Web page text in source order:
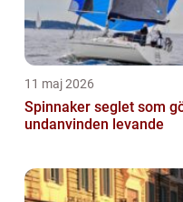
11 maj 2026
Spinnaker seglet som gör
undanvinden levande